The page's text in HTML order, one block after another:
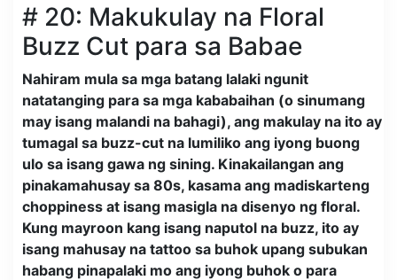
# 20: Makukulay na Floral
Buzz Cut para sa Babae
Nahiram mula sa mga batang lalaki ngunit
natatanging para sa mga kababaihan (o sinumang
may isang malandi na bahagi), ang makulay na ito ay
tumagal sa buzz-cut na lumiliko ang iyong buong
ulo sa isang gawa ng sining. Kinakailangan ang
pinakamahusay sa 80s, kasama ang madiskarteng
choppiness at isang masigla na disenyo ng floral.
Kung mayroon kang isang naputol na buzz, ito ay
isang mahusay na tattoo sa buhok upang subukan
habang pinapalaki mo ang iyong buhok o para